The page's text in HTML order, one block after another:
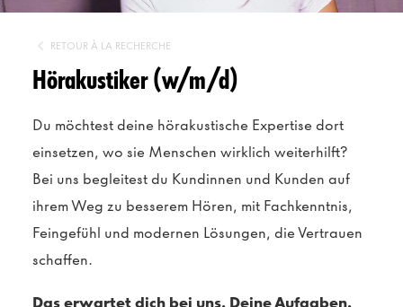
RETOUR À LA RECHERCHE
Hörakustiker (w/m/d)
Du möchtest deine hörakustische Expertise dort
einsetzen, wo sie Menschen wirklich weiterhilft?
Bei uns begleitest du Kundinnen und Kunden auf
ihrem Weg zu besserem Hören, mit Fachkenntnis,
Feingefühl und modernen Lösungen, die Vertrauen
schaffen.
Das erwartet dich bei uns. Deine Aufgaben.